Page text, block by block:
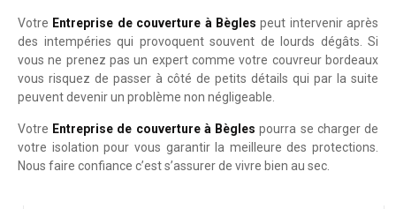
Votre Entreprise de couverture à Bègles peut intervenir après
des intempéries qui provoquent souvent de lourds dégâts. Si
vous ne prenez pas un expert comme votre couvreur bordeaux
vous risquez de passer à côté de petits détails qui par la suite
peuvent devenir un problème non négligeable.
Votre Entreprise de couverture à Bègles pourra se charger de
votre isolation pour vous garantir la meilleure des protections.
Nous faire confiance c’est s’assurer de vivre bien au sec.